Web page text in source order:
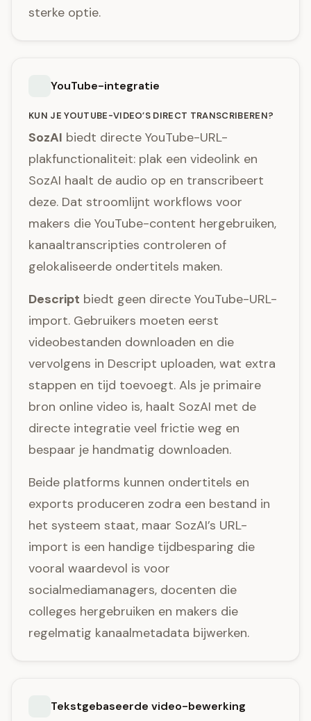
sterke optie.
YouTube-integratie
KUN JE YOUTUBE-VIDEO’S DIRECT TRANSCRIBEREN?
SozAI biedt directe YouTube-URL-
plakfunctionaliteit: plak een videolink en
SozAI haalt de audio op en transcribeert
deze. Dat stroomlijnt workflows voor
makers die YouTube-content hergebruiken,
kanaaltranscripties controleren of
gelokaliseerde ondertitels maken.
Descript biedt geen directe YouTube-URL-
import. Gebruikers moeten eerst
videobestanden downloaden en die
vervolgens in Descript uploaden, wat extra
stappen en tijd toevoegt. Als je primaire
bron online video is, haalt SozAI met de
directe integratie veel frictie weg en
bespaar je handmatig downloaden.
Beide platforms kunnen ondertitels en
exports produceren zodra een bestand in
het systeem staat, maar SozAI’s URL-
import is een handige tijdbesparing die
vooral waardevol is voor
socialmediamanagers, docenten die
colleges hergebruiken en makers die
regelmatig kanaalmetadata bijwerken.
Tekstgebaseerde video-bewerking